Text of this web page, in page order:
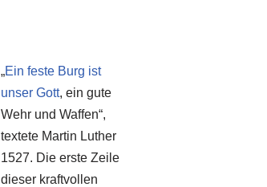
„Ein feste Burg ist
unser Gott, ein gute
Wehr und Waffen“,
textete Martin Luther
1527. Die erste Zeile
dieser kraftvollen